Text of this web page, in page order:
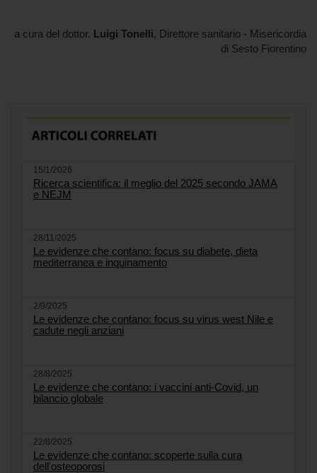
a cura del dottor. Luigi Tonelli, Direttore sanitario - Misericordia
di Sesto Fiorentino
15/1/2026
Ricerca scientifica: il meglio del 2025 secondo JAMA
e NEJM
28/11/2025
Le evidenze che contano: focus su diabete, dieta
mediterranea e inquinamento
2/9/2025
Le evidenze che contano: focus su virus west Nile e
cadute negli anziani
28/8/2025
Le evidenze che contano: i vaccini anti-Covid, un
bilancio globale
22/8/2025
Le evidenze che contano: scoperte sulla cura
dell'osteoporosi